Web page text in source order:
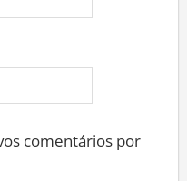
comentários por